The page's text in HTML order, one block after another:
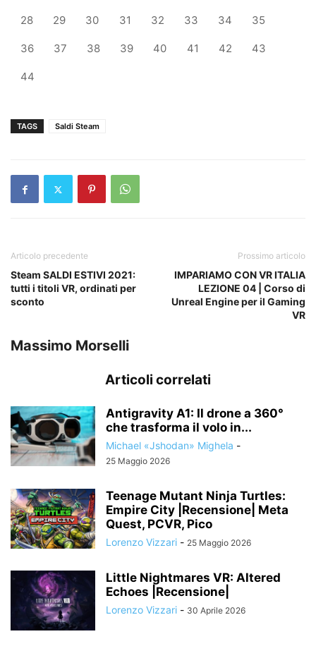
28 29 30 31 32 33 34 35
36 37 38 39 40 41 42 43
44
TAGS Saldi Steam
Articolo precedente
Steam SALDI ESTIVI 2021:
tutti i titoli VR, ordinati per
sconto
Prossimo articolo
IMPARIAMO CON VR ITALIA
LEZIONE 04 | Corso di
Unreal Engine per il Gaming
VR
Massimo Morselli
Articoli correlati
Antigravity A1: Il drone a 360°
che trasforma il volo in...
Michael «Jshodan» Mighela -
25 Maggio 2026
Teenage Mutant Ninja Turtles:
Empire City |Recensione| Meta
Quest, PCVR, Pico
Lorenzo Vizzari - 25 Maggio 2026
Little Nightmares VR: Altered
Echoes |Recensione|
Lorenzo Vizzari - 30 Aprile 2026